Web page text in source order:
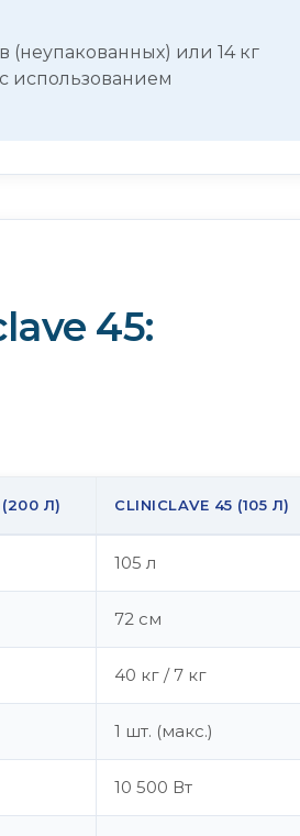
(неупакованных) или 14 кг
использованием
45:
(200 Л) CLINICLAVE 45 (105 Л)
105 л
72 см
40 кг / 7 кг
1 шт. (макс.)
10 500 Вт